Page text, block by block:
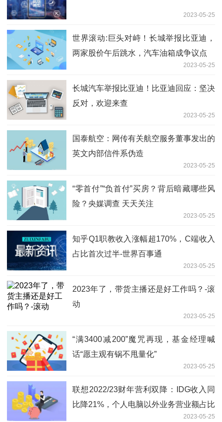
2023-05-25
世界滚动:巨头对峙！长城举报比亚迪，
两家股价午后跳水，汽车油箱成争议点
2023-05-25
长城汽车举报比亚迪！比亚迪回应：坚决
反对，欢迎来查
2023-05-25
国泰航空：网传有关航空服务董事发出的
英文内部信件系伪造
2023-05-25
“零首付”“负首付”买房？背后暗藏哪些风
险？央媒调查 天天关注
2023-05-25
知乎Q1职教收入涨幅超170%，C端收入
占比首次过半-世界百事通
2023-05-25
2023年了，带货主播还是好工作吗？-滚
动
2023-05-25
“满3400减200”魔咒再现，基金经理喊
话“愿主观有锅不甩量化”
2023-05-25
联想2022/23财年营利双降：IDG收入同
比降21%，个人电脑以外业务营业额占比
2023-05-25